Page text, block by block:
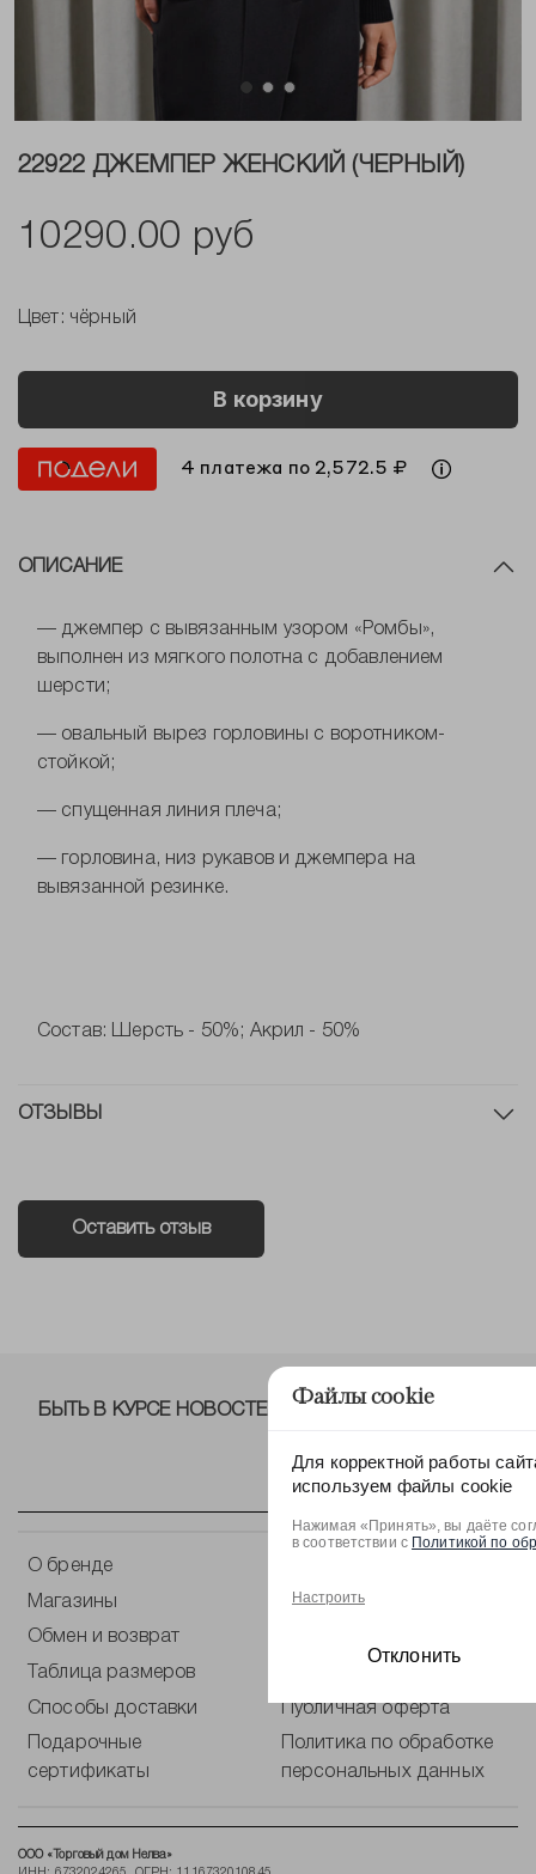
22922 ДЖЕМПЕР ЖЕНСКИЙ (ЧЕРНЫЙ)
10290.00 руб
Цвет: чёрный
В корзину
4 платежа по 2,572.5 ₽
ОПИСАНИЕ
— джемпер с вывязанным узором «Ромбы»,
выполнен из мягкого полотна с добавлением
шерсти;
— овальный вырез горловины с воротником-
стойкой;
— спущенная линия плеча;
— горловина, низ рукавов и джемпера на
вывязанной резинке.
Состав: Шерсть - 50%; Акрил - 50%
ОТЗЫВЫ
Оставить отзыв
О бренде
Магазины Оплата
Обмен и возврат
Таблица размеров
Способы доставки Публичная оферта
Подарочные
сертификаты
Политика по обработке
персональных данных
ООО «Торговый дом Нелва»
БЫТЬ В КУРСЕ НОВОСТЕЙ ОТ NELVA!
Файлы cookie
Для корректной работы
используем файлы cookie
Нажимая «Принять», вы даёте
в соответствии с Политикой по
Настроить
Отклонить